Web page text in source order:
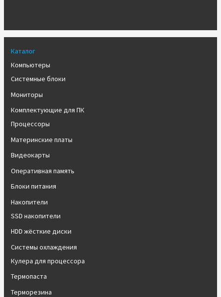
Каталог
Компьютеры
Системные блоки
Мониторы
Комплектующие для ПК
Процессоры
Материнские платы
Видеокарты
Оперативная память
Блоки питания
Накопители
SSD накопители
HDD жёсткие диски
Системы охлаждения
Кулера для процессора
Термопаста
Терморезина